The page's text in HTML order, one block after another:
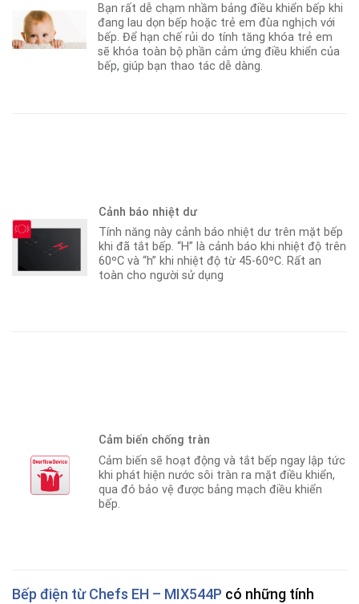
Bạn rất dễ chạm nhầm bảng điều khiển bếp khi
đang lau dọn bếp hoặc trẻ em đùa nghịch với
bếp. Để hạn chế rủi do tính tăng khóa trẻ em
sẽ khóa toàn bộ phần cảm ứng điều khiển của
bếp, giúp bạn thao tác dễ dàng.
Cảnh báo nhiệt dư
Tính năng này cảnh báo nhiệt dư trên mặt bếp
khi đã tắt bếp. “H” là cảnh báo khi nhiệt độ trên
60ºC và “h” khi nhiệt độ từ 45-60ºC. Rất an
toàn cho người sử dụng
Cảm biến chống tràn
Cảm biến sẽ hoạt động và tắt bếp ngay lập tức
khi phát hiện nước sôi tràn ra mặt điều khiển,
qua đó bảo vệ được bảng mạch điều khiển
bếp.
Bếp điện từ Chefs EH – MIX544P có những tính